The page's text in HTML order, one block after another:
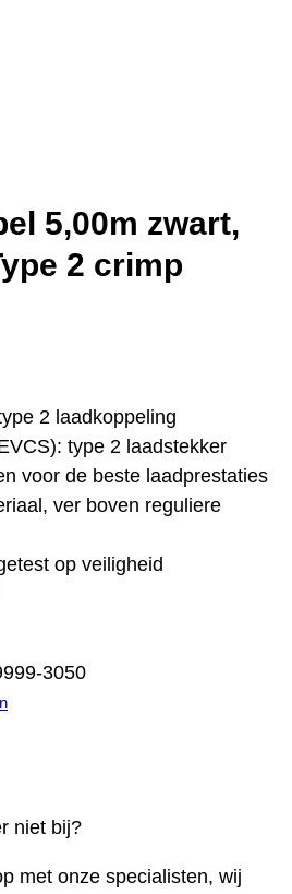
5,00m zwart,
2 crimp
2 laadkoppeling
type 2 laadstekker
voor de beste laadprestaties
ver boven reguliere
op veiligheid
3050
niet bij?
met onze specialisten, wij